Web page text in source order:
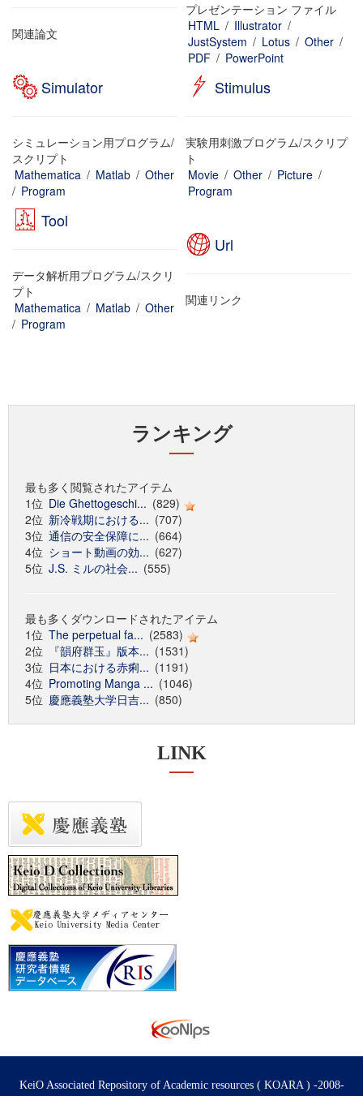
関連論文
プレゼンテーション ファイル
HTML / Illustrator /
JustSystem / Lotus / Other /
PDF / PowerPoint
Simulator
シミュレーション用プログラム/
スクリプト
Mathematica / Matlab / Other
/ Program
Stimulus
実験用刺激プログラム/スクリプ
ト
Movie / Other / Picture /
Program
Tool
データ解析用プログラム/スクリ
プト
Mathematica / Matlab / Other
/ Program
Url
関連リンク
ランキング
最も多く閲覧されたアイテム
1位 Die Ghettogeschi... (829)
2位 新冷戦期における... (707)
3位 通信の安全保障に... (664)
4位 ショート動画の効... (627)
5位 J.S. ミルの社会... (555)
最も多くダウンロードされたアイテム
1位 The perpetual fa... (2583)
2位
『韻府群玉』版本... (1531)
3位 日本における赤痢... (1191)
4位 Promoting Manga ... (1046)
5位 慶應義塾大学日吉... (850)
LINK
KeiO Associated Repository of Academic resources ( KOARA ) -2008-